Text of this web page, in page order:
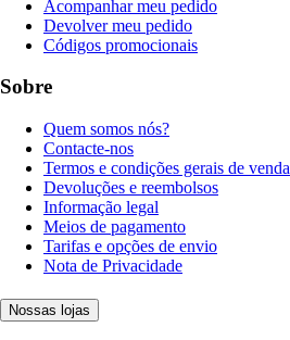
Acompanhar meu pedido
Devolver meu pedido
Códigos promocionais
Sobre
Quem somos nós?
Contacte-nos
Termos e condições gerais de venda
Devoluções e reembolsos
Informação legal
Meios de pagamento
Tarifas e opções de envio
Nota de Privacidade
Nossas lojas